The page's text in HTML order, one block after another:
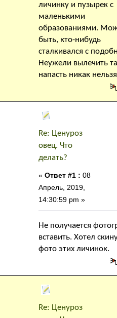
личинку и пузырек с
маленькими
образованиями.
быть, кто-нибудь
сталкивался с
Неужели вылечить
напасть никак
Re: Ценуроз
овец. Что
делать?
« Ответ #1 : 08
Апрель, 2019,
14:30:59 pm »
Не получается
вставить. Хотел
фото этих личинок.
Re: Ценуроз